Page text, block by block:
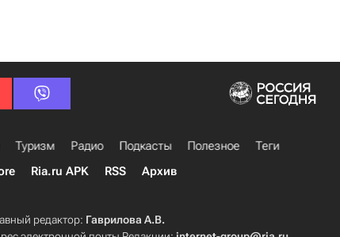
Туризм Радио Подкасты Полезное
Теги
Ria.ru APK RSS Архив
редактор: Гаврилова А.В.